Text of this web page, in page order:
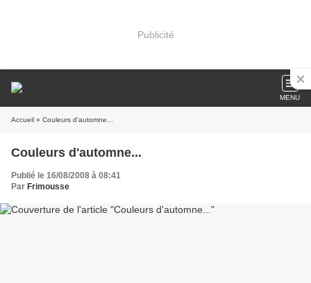
Publicité
MENU
Accueil » Couleurs d'automne...
Couleurs d'automne...
Publié le 16/08/2008 à 08:41
Par Frimousse